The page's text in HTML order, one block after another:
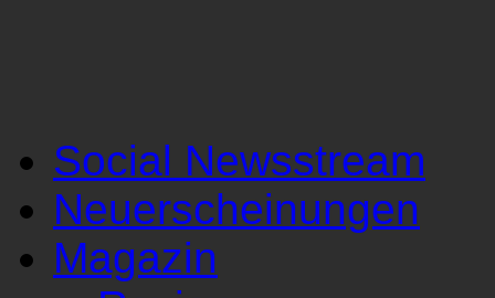
Social Newsstream
Neuerscheinungen
Magazin